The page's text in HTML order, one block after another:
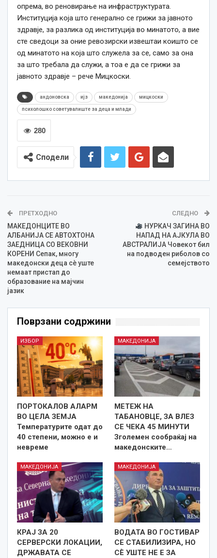
опрема, во реновирање на инфраструктурата.
Институција која што генерално се грижи за јавното
здравје, за разлика од институција во минатото, а вие
сте сведоци за оние ревозирски извештаи коишто се
од минатото на која што служела за се, само за она
за што требала да служи, а тоа е да се грижи за
јавното здравје – рече Мицкоски.
андоновска ијз македонија мицкоски
психолошко советувалиште за деца и млади
280
Сподели
ПРЕТХОДНО
МАКЕДОНЦИТЕ ВО
АЛБАНИЈА СЕ АВТОХТОНА
ЗАЕДНИЦА СО ВЕКОВНИ
КОРЕНИ Сепак, многу
македонски деца сè уште
немаат пристап до
образование на мајчин
јазик
СЛЕДНО
НУРКАЧ ЗАГИНА ВО
НАПАД НА АЈКУЛА ВО
АВСТРАЛИЈА Човекот бил
на подводен риболов со
семејството
Поврзани содржини
ИЗБОР
ПОРТОКАЛОВ АЛАРМ
ВО ЦЕЛА ЗЕМЈА
Температурите одат до
40 степени, можно е и
невреме
МАКЕДОНИЈА
МЕТЕЖ НА
ТАБАНОВЦЕ, ЗА ВЛЕЗ
СЕ ЧЕКА 45 МИНУТИ
Зголемен сообраќај на
македонските…
МАКЕДОНИЈА
КРАЈ ЗА 20
СЕРВЕРСКИ ЛОКАЦИИ,
ДРЖАВАТА СЕ
МАКЕДОНИЈА
ВОДАТА ВО ГОСТИВАР
СЕ СТАБИЛИЗИРА, НО
СÈ УШТЕ НЕ Е ЗА